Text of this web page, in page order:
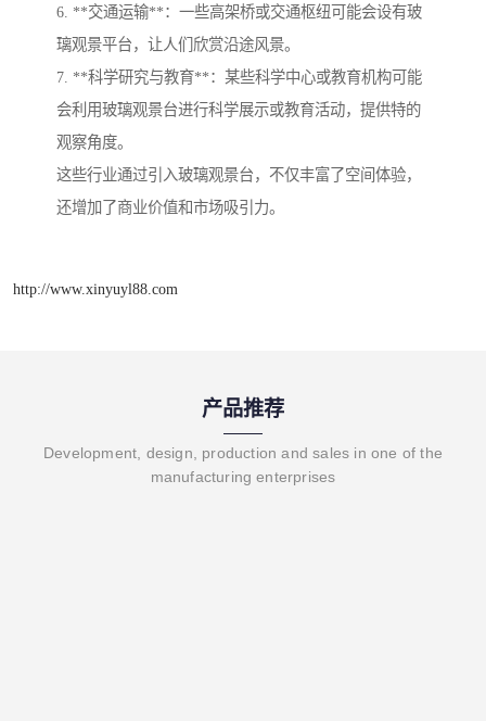
6. **交通运输**：一些高架桥或交通枢纽可能会设有玻
璃观景平台，让人们欣赏沿途风景。
7. **科学研究与教育**：某些科学中心或教育机构可能
会利用玻璃观景台进行科学展示或教育活动，提供特的
观察角度。
这些行业通过引入玻璃观景台，不仅丰富了空间体验，
还增加了商业价值和市场吸引力。
http://www.xinyuyl88.com
产品推荐
Development, design, production and sales in one of the
manufacturing enterprises